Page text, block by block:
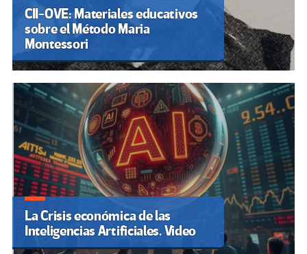
CII-OVE: Materiales educativos
sobre el Método Maria
Montessori
La Crisis económica de las
Inteligencias Artificiales. Video